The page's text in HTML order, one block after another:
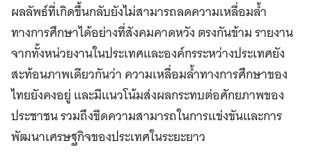
ผลลัพธ์ที่เกิดขึ้นกลับยังไม่สามารถลดความเหลื่อมล้ำ
ทางการศึกษาได้อย่างที่สังคมคาดหวัง ตรงกันข้าม รายงาน
จากทั้งหน่วยงานในประเทศและองค์กรระหว่างประเทศยัง
สะท้อนภาพเดียวกันว่า ความเหลื่อมล้ำทางการศึกษาของ
ไทยยังคงอยู่ และมีแนวโน้มส่งผลกระทบต่อศักยภาพของ
ประชาชน รวมถึงขีดความสามารถในการแข่งขันและการ
พัฒนาเศรษฐกิจของประเทศในระยะยาว